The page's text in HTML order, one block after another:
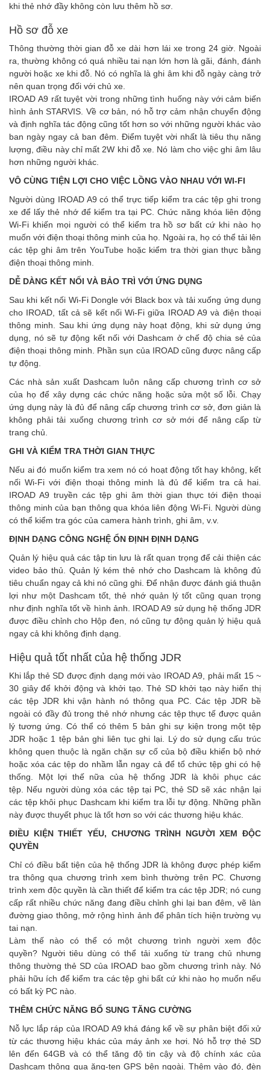
khi thẻ nhớ đầy không còn lưu thêm hồ sơ.
Hồ sơ đỗ xe
Thông thường thời gian đỗ xe dài hơn lái xe trong 24 giờ. Ngoài
ra, thường không có quá nhiều tai nạn lớn hơn là gãi, đánh, đánh
người hoặc xe khi đỗ. Nó có nghĩa là ghi âm khi đỗ ngày càng trở
nên quan trọng đối với chủ xe.
IROAD A9 rất tuyệt vời trong những tình huống này với cảm biến
hình ảnh STARVIS. Về cơ bản, nó hỗ trợ cảm nhận chuyển động
và định nghĩa tác động cũng tốt hơn so với những người khác vào
ban ngày ngay cả ban đêm. Điểm tuyệt vời nhất là tiêu thụ năng
lượng, điều này chỉ mất 2W khi đỗ xe. Nó làm cho việc ghi âm lâu
hơn những người khác.
VÔ CÙNG TIỆN LỢI CHO VIỆC LỒNG VÀO NHAU VỚI WI-FI
Người dùng IROAD A9 có thể trực tiếp kiểm tra các tệp ghi trong
xe để lấy thẻ nhớ để kiểm tra tại PC. Chức năng khóa liên động
Wi-Fi khiến mọi người có thể kiểm tra hồ sơ bất cứ khi nào họ
muốn với điện thoại thông minh của họ. Ngoài ra, họ có thể tải lên
các tệp ghi âm trên YouTube hoặc kiểm tra thời gian thực bằng
điện thoại thông minh.
DỄ DÀNG KẾT NỐI VÀ BẢO TRÌ VỚI ỨNG DỤNG
Sau khi kết nối Wi-Fi Dongle với Black box và tải xuống ứng dụng
cho IROAD, tất cả sẽ kết nối Wi-Fi giữa IROAD A9 và điện thoại
thông minh. Sau khi ứng dụng này hoạt động, khi sử dụng ứng
dụng, nó sẽ tự động kết nối với Dashcam ở chế độ chia sẻ của
điện thoại thông minh. Phần sụn của IROAD cũng được nâng cấp
tự động.
Các nhà sản xuất Dashcam luôn nâng cấp chương trình cơ sở
của họ để xây dựng các chức năng hoặc sửa một số lỗi. Chạy
ứng dụng này là đủ để nâng cấp chương trình cơ sở, đơn giản là
không phải tải xuống chương trình cơ sở mới để nâng cấp từ
trang chủ.
GHI VÀ KIỂM TRA THỜI GIAN THỰC
Nếu ai đó muốn kiểm tra xem nó có hoạt động tốt hay không, kết
nối Wi-Fi với điện thoại thông minh là đủ để kiểm tra cả hai.
IROAD A9 truyền các tệp ghi âm thời gian thực tới điện thoại
thông minh của bạn thông qua khóa liên động Wi-Fi. Người dùng
có thể kiểm tra góc của camera hành trình, ghi âm, v.v.
ĐỊNH DẠNG CÔNG NGHỆ ỔN ĐỊNH ĐỊNH DẠNG
Quản lý hiệu quả các tập tin lưu là rất quan trọng để cải thiện các
video bảo thủ. Quản lý kém thẻ nhớ cho Dashcam là không đủ
tiêu chuẩn ngay cả khi nó cũng ghi. Để nhận được đánh giá thuận
lợi như một Dashcam tốt, thẻ nhớ quản lý tốt cũng quan trọng
như định nghĩa tốt về hình ảnh. IROAD A9 sử dụng hệ thống JDR
được điều chỉnh cho Hộp đen, nó cũng tự động quản lý hiệu quả
ngay cả khi không định dạng.
Hiệu quả tốt nhất của hệ thống JDR
Khi lắp thẻ SD được định dạng mới vào IROAD A9, phải mất 15 ~
30 giây để khởi động và khởi tạo. Thẻ SD khởi tạo này hiển thị
các tệp JDR khi vận hành nó thông qua PC. Các tệp JDR bề
ngoài có đầy đủ trong thẻ nhớ nhưng các tệp thực tế được quản
lý tương ứng. Có thể có thêm 5 bản ghi sự kiện trong một tệp
JDR hoặc 1 tệp bản ghi liên tục ghi lại. Lý do sử dụng cấu trúc
không quen thuộc là ngăn chặn sự cố của bộ điều khiển bộ nhớ
hoặc xóa các tệp do nhầm lẫn ngay cả để tổ chức tệp ghi có hệ
thống. Một lợi thế nữa của hệ thống JDR là khôi phục các
tệp. Nếu người dùng xóa các tệp tại PC, thẻ SD sẽ xác nhận lại
các tệp khôi phục Dashcam khi kiểm tra lỗi tự động. Những phần
này được thuyết phục là tốt hơn so với các thương hiệu khác.
ĐIỀU KIỆN THIẾT YẾU, CHƯƠNG TRÌNH NGƯỜI XEM ĐỘC
QUYỀN
Chỉ có điều bất tiện của hệ thống JDR là không được phép kiểm
tra thông qua chương trình xem bình thường trên PC. Chương
trình xem độc quyền là cần thiết để kiểm tra các tệp JDR; nó cung
cấp rất nhiều chức năng đang điều chỉnh ghi lại ban đêm, vẽ làn
đường giao thông, mở rộng hình ảnh để phân tích hiện trường vụ
tai nạn.
Làm thế nào có thể có một chương trình người xem độc
quyền? Người tiêu dùng có thể tải xuống từ trang chủ nhưng
thông thường thẻ SD của IROAD bao gồm chương trình này. Nó
phải hữu ích để kiểm tra các tệp ghi bất cứ khi nào họ muốn nếu
có bất kỳ PC nào.
THÊM CHỨC NĂNG BỔ SUNG TĂNG CƯỜNG
Nỗ lực lắp ráp của IROAD A9 khá đáng kể về sự phân biệt đối xử
từ các thương hiệu khác của máy ảnh xe hơi. Nó hỗ trợ thẻ SD
lên đến 64GB và có thể tăng độ tin cậy và độ chính xác của
Dashcam thông qua ăng-ten GPS bên ngoài. Thêm vào đó, đèn